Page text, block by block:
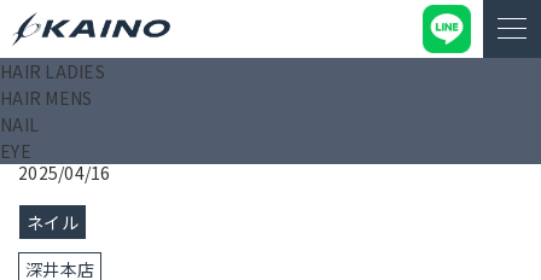
HAIR LADIES
HAIR MENS
NAIL
EYE
KAINO－カイノ－【公式サイト】
トネイル
2025/04/16
ネイル
深井本店